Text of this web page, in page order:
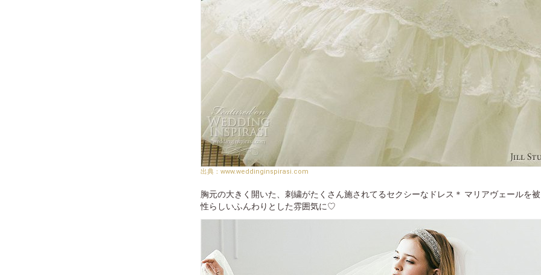
www.weddinginspirasi.com
胸元の大きく開いた、刺繍がたくさん施されてるセクシーなドレス＊ マリアヴェールを
性らしいふんわりとした雰囲気に♡